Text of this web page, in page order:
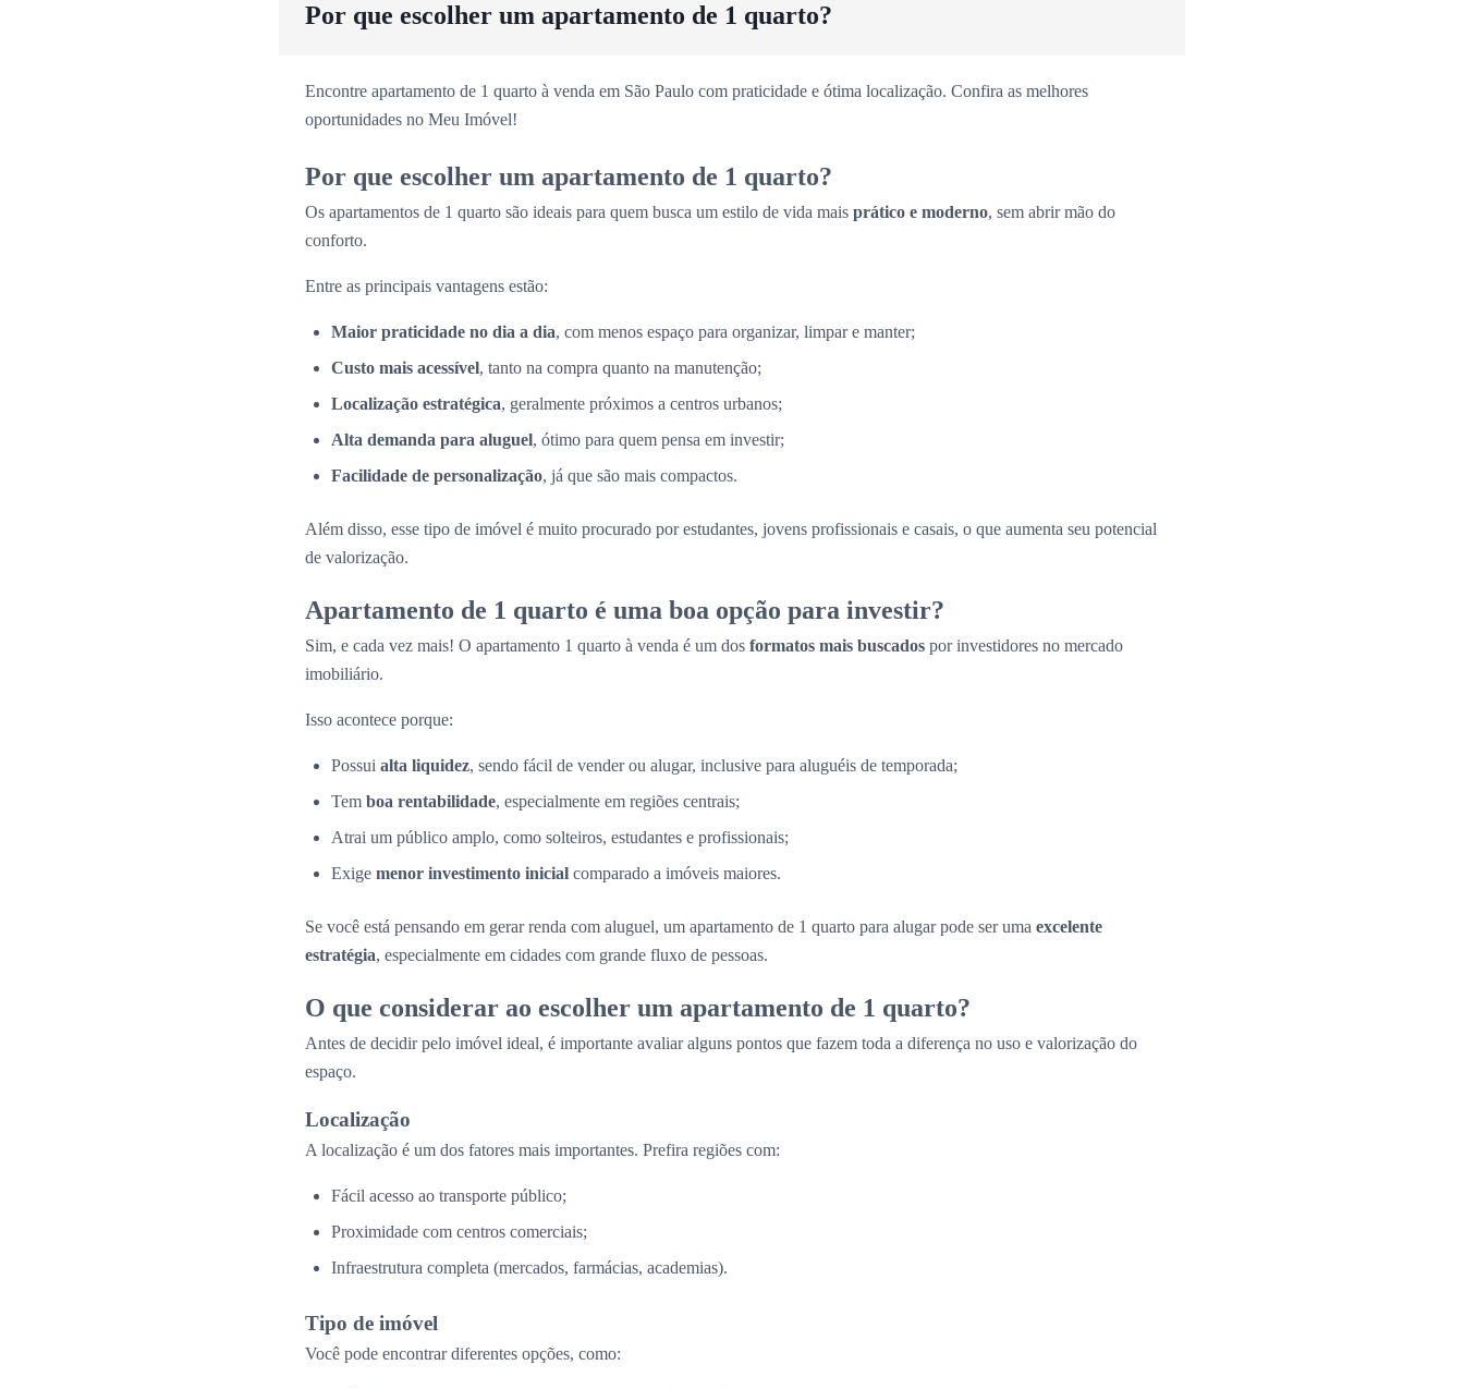
Por que escolher um apartamento de 1 quarto?
Encontre apartamento de 1 quarto à venda em São Paulo com praticidade e ótima localização. Confira as melhores
oportunidades no Meu Imóvel!
Por que escolher um apartamento de 1 quarto?
Os apartamentos de 1 quarto são ideais para quem busca um estilo de vida mais prático e moderno, sem abrir mão do
conforto.
Entre as principais vantagens estão:
Maior praticidade no dia a dia, com menos espaço para organizar, limpar e manter;
Custo mais acessível, tanto na compra quanto na manutenção;
Localização estratégica, geralmente próximos a centros urbanos;
Alta demanda para aluguel, ótimo para quem pensa em investir;
Facilidade de personalização, já que são mais compactos.
Além disso, esse tipo de imóvel é muito procurado por estudantes, jovens profissionais e casais, o que aumenta seu potencial
de valorização.
Apartamento de 1 quarto é uma boa opção para investir?
Sim, e cada vez mais! O apartamento 1 quarto à venda é um dos formatos mais buscados por investidores no mercado
imobiliário.
Isso acontece porque:
Possui alta liquidez, sendo fácil de vender ou alugar, inclusive para aluguéis de temporada;
Tem boa rentabilidade, especialmente em regiões centrais;
Atrai um público amplo, como solteiros, estudantes e profissionais;
Exige menor investimento inicial comparado a imóveis maiores.
Se você está pensando em gerar renda com aluguel, um apartamento de 1 quarto para alugar pode ser uma excelente
estratégia, especialmente em cidades com grande fluxo de pessoas.
O que considerar ao escolher um apartamento de 1 quarto?
Antes de decidir pelo imóvel ideal, é importante avaliar alguns pontos que fazem toda a diferença no uso e valorização do
espaço.
Localização
A localização é um dos fatores mais importantes. Prefira regiões com:
Fácil acesso ao transporte público;
Proximidade com centros comerciais;
Infraestrutura completa (mercados, farmácias, academias).
Tipo de imóvel
Você pode encontrar diferentes opções, como: